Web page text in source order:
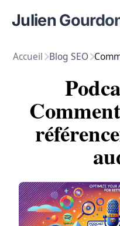
Julien
Accueil Blog SEO